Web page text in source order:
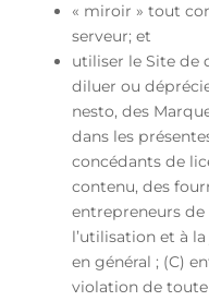
« miroir » tout
serveur; et
utiliser le Site de
diluer ou
nesto, des
dans les
concédants de
contenu, des
entrepreneurs de
l’utilisation et à
en général ; (C)
violation de